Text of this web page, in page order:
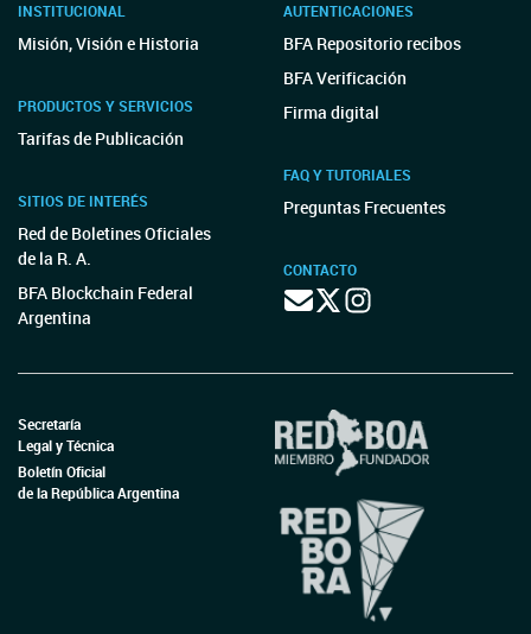
INSTITUCIONAL
Misión, Visión e Historia
PRODUCTOS Y SERVICIOS
Tarifas de Publicación
SITIOS DE INTERÉS
Red de Boletines Oficiales
de la R. A.
BFA Blockchain Federal
Argentina
AUTENTICACIONES
BFA Repositorio recibos
BFA Verificación
Firma digital
FAQ Y TUTORIALES
Preguntas Frecuentes
CONTACTO
Secretaría
Legal y Técnica
Boletín Oficial
de la República Argentina